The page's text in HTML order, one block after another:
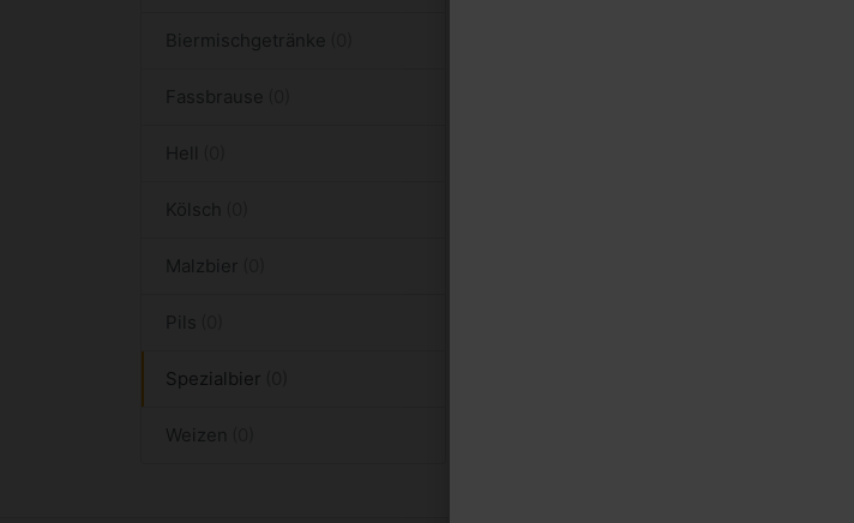
Biermischgetränke
Fassbrause
Hell
Kölsch
Malzbier
Pils
Spezialbier
Weizen